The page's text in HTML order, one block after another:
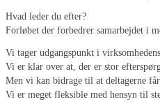
Hvad leder du efter?
Forløbet der forbedrer samarbejdet i
Vi tager udgangspunkt i
Vi er klar over at, der er stor
Men vi kan bidrage til at deltagerne
Vi er meget fleksible med hensyn til